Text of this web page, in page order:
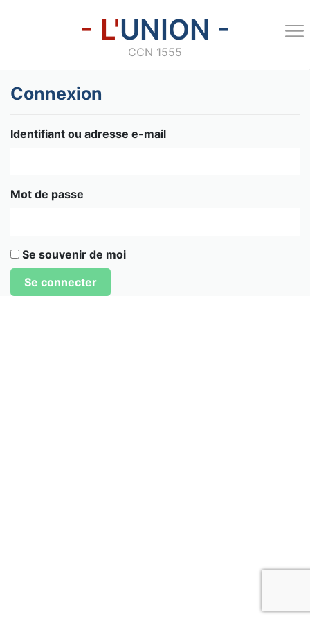
- L'UNION -
CCN 1555
Connexion
Identifiant ou adresse e-mail
Mot de passe
Se souvenir de moi